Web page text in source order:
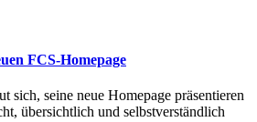
FCS-Homepage
sich, seine neue Homepage präsentieren
übersichtlich und selbstverständlich